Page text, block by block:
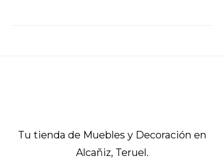
Tu tienda de Muebles y Decoración en
Alcañiz, Teruel.